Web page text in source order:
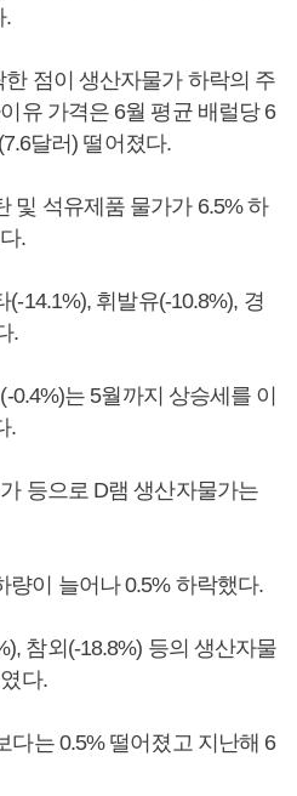
.
점이 생산자물가 하락의 주
유 가격은 6월 평균 배럴당 6
달러) 떨어졌다.
및 석유제품 물가가 6.5% 하
.
14.1%), 휘발유(-10.8%), 경
.
는 5월까지 상승세를 이
.
등으로 D램 생산자물가는
량이 늘어나 0.5% 하락했다.
참외(-18.8%) 등의 생산자물
다.
다는 0.5% 떨어졌고 지난해 6